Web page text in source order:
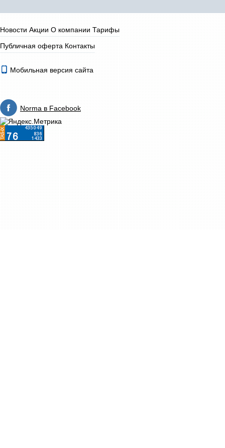
Новости Акции О компании Тарифы
Публичная оферта Контакты
Мобильная версия сайта
Norma в Facebook